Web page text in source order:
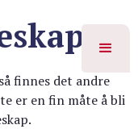
finnes det andre
er en fin måte å bli